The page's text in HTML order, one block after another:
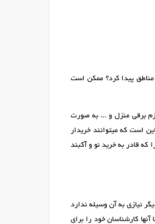
مناطق پیدا کرد؟ ممکن است
برقی منزل و ... به صورت
است که میتوانند خریدار
که قادر به خرید نو و آکبند
نیازی به آن وسیله ندارد
کارشناسان خود را برای